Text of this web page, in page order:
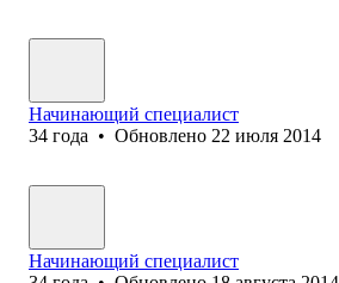
Начинающий специалист
34 года • Обновлено 22 июля 2014
Начинающий специалист